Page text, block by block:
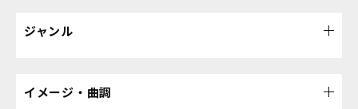
ジャンル
イメージ・曲調